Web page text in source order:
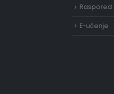
Raspored
E-učenje